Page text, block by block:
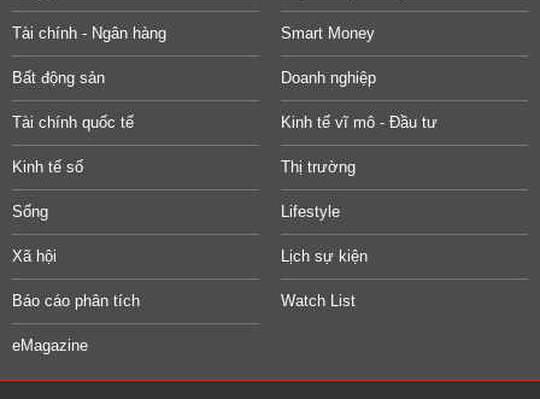
Tài chính - Ngân hàng Smart Money
Bất động sản Doanh nghiệp
Tài chính quốc tế Kinh tế vĩ mô - Đầu tư
Kinh tế số Thị trường
Sống Lifestyle
Xã hội Lịch sự kiện
Báo cáo phân tích Watch List
eMagazine